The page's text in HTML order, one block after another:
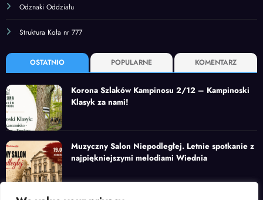
Odznaki Oddziału
Struktura Koła nr 777
OSTATNIO POPULARNE KOMENTARZ
Korona Szlaków Kampinosu 2/12 – Kampinoski
Klasyk za nami!
Muzyczny Salon Niepodległej. Letnie spotkanie z
najpiękniejszymi melodiami Wiednia